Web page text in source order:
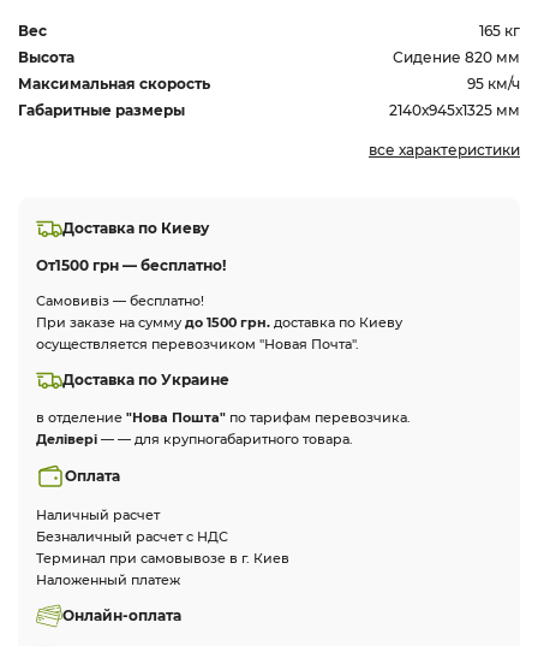
Вес
165 кг
Высота
Сидение 820 мм
Максимальная скорость
95 км/ч
Габаритные размеры
2140х945х1325 мм
все характеристики
Доставка по Киеву
От1500 грн — бесплатно!
Самовивіз — бесплатно!
При заказе на сумму до 1500 грн. доставка по Киеву
осуществляется перевозчиком "Новая Почта".
Доставка по Украине
в отделение "Нова Пошта" по тарифам перевозчика.
Делівері — — для крупногабаритного товара.
Оплата
Наличный расчет
Безналичный расчет с НДС
Терминал при самовывозе в г. Киев
Наложенный платеж
Онлайн-оплата